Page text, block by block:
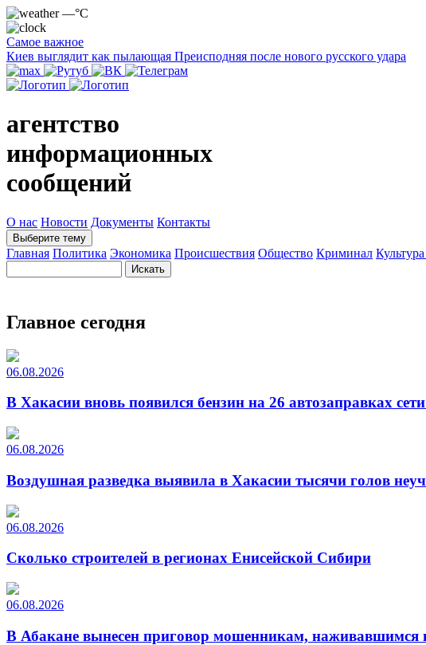
—°C
Самое важное
Киев выглядит как пылающая Преисподняя после нового русского удара
агентство
информационных
сообщений
О нас Новости Документы Контакты
Выберите тему
Главная Политика Экономика Происшествия Общество Криминал
Главное сегодня
06.08.2026
В Хакасии вновь появился бензин на 26 автозаправках
06.08.2026
Воздушная разведка выявила в Хакасии тысячи голов
06.08.2026
Сколько строителей в регионах Енисейской Сибири
06.08.2026
В Абакане вынесен приговор мошенникам,